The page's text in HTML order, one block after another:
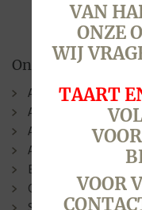
Onze winkels
Alkmaar
Alkmaar
Alkmaar (Laat )
Alkmaar (N.G.
Bergen
Oudorp
Sint Pancras
VAN
ONZE
WIJ
TAART
VOOR
VOOR